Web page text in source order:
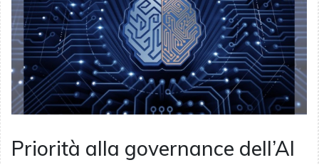
Priorità alla governance dell’AI